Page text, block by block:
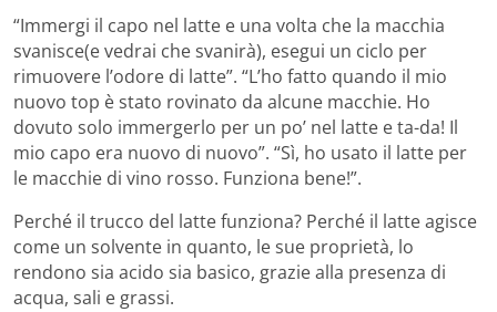
“Immergi il capo nel latte e una volta che la macchia
svanisce(e vedrai che svanirà), esegui un ciclo per
rimuovere l’odore di latte”. “L’ho fatto quando il mio
nuovo top è stato rovinato da alcune macchie. Ho
dovuto solo immergerlo per un po’ nel latte e ta-da! Il
mio capo era nuovo di nuovo”. “Sì, ho usato il latte per
le macchie di vino rosso. Funziona bene!”.
Perché il trucco del latte funziona? Perché il latte agisce
come un solvente in quanto, le sue proprietà, lo
rendono sia acido sia basico, grazie alla presenza di
acqua, sali e grassi.